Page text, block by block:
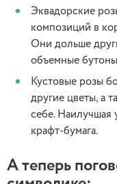
Эквадорские
композиций в
Они дольше
объемные
Кустовые розы
другие цветы, а
себе. Наилучшая
крафт-бумага.
А теперь